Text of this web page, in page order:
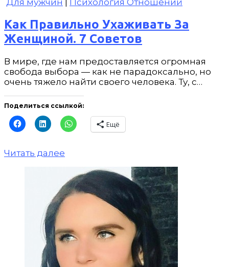
Для мужчин Психология Отношений
Как Правильно Ухаживать За
Женщиной. 7 Советов
В мире, где нам предоставляется огромная
свобода выбора — как не парадоксально, но
очень тяжело найти своего человека. Ту, с…
Поделиться ссылкой:
Ещё
Читать далее